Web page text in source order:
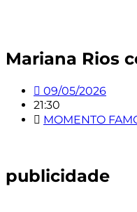
Mariana Rios
09/05/2026
21:30
MOMENTO
publicidade